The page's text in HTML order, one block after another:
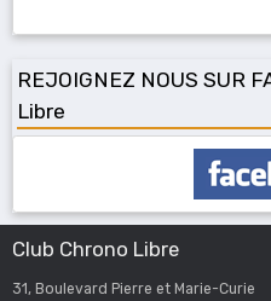
REJOIGNEZ NOUS SUR
Libre
Club Chrono Libre
31, Boulevard Pierre et Marie-Curie